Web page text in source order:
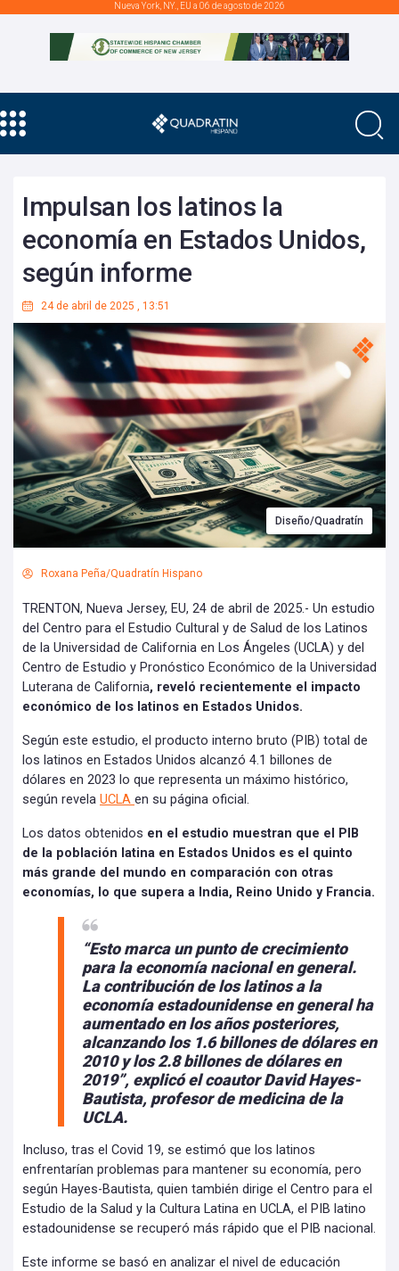
Nueva York, NY., EU a 06 de agosto de 2026
Impulsan los latinos la
economía en Estados Unidos,
según informe
24 de abril de 2025 , 13:51
Diseño/Quadratín
Roxana Peña/Quadratín Hispano
TRENTON, Nueva Jersey, EU, 24 de abril de 2025.- Un estudio
del Centro para el Estudio Cultural y de Salud de los Latinos
de la Universidad de California en Los Ángeles (UCLA) y del
Centro de Estudio y Pronóstico Económico de la Universidad
Luterana de California, reveló recientemente el impacto
económico de los latinos en Estados Unidos.
Según este estudio, el producto interno bruto (PIB) total de
los latinos en Estados Unidos alcanzó 4.1 billones de
dólares en 2023 lo que representa un máximo histórico,
según revela UCLA en su página oficial.
Los datos obtenidos en el estudio muestran que el PIB
de la población latina en Estados Unidos es el quinto
más grande del mundo en comparación con otras
economías, lo que supera a India, Reino Unido y Francia.
“Esto marca un punto de crecimiento
para la economía nacional en general.
La contribución de los latinos a la
economía estadounidense en general ha
aumentado en los años posteriores,
alcanzando los 1.6 billones de dólares en
2010 y los 2.8 billones de dólares en
2019”, explicó el coautor David Hayes-
Bautista, profesor de medicina de la
UCLA.
Incluso, tras el Covid 19, se estimó que los latinos
enfrentarían problemas para mantener su economía, pero
según Hayes-Bautista, quien también dirige el Centro para el
Estudio de la Salud y la Cultura Latina en UCLA, el PIB latino
estadounidense se recuperó más rápido que el PIB nacional.
Este informe se basó en analizar el nivel de educación